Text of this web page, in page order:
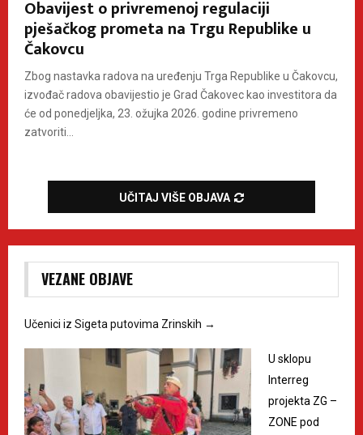
Obavijest o privremenoj regulaciji
pješačkog prometa na Trgu Republike u
Čakovcu
Zbog nastavka radova na uređenju Trga Republike u Čakovcu,
izvođač radova obavijestio je Grad Čakovec kao investitora da
će od ponedjeljka, 23. ožujka 2026. godine privremeno
zatvoriti...
UČITAJ VIŠE OBJAVA
VEZANE OBJAVE
Učenici iz Sigeta putovima Zrinskih →
U sklopu
Interreg
projekta ZG –
ZONE pod